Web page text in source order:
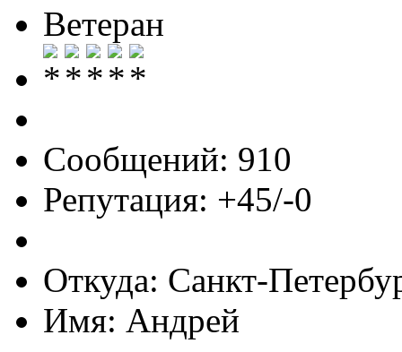
Ветеран
Сообщений: 910
Репутация: +45/-0
Откуда: Cанкт-
Имя: Андрей